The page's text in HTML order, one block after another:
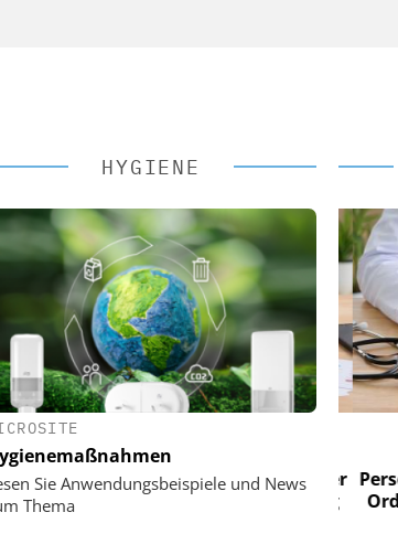
HYGIENE
Sie Anwendungsbeispiele und News
Thema
Digitalisierung im
Personalmanagement: Von digitaler
Ordnung zur KI-fähigen Steuerung